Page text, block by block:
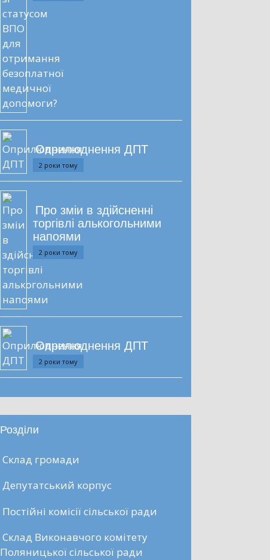
Оприлюднення ДПТ
2 роки тому
Про зміи в здійсненні
торгівлі алькогольними
напоями
2 роки тому
Оприлюднення ДПТ
2 роки тому
Розділи
Склад громади
Депутатський корпус
Постійні комісії сільської ради
Склад Виконавчого комітету
Поляницької сільської ради